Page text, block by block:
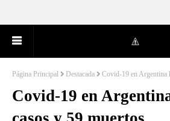
Página Principal Destacada Covid-19 en Argentina
Covid-19 en